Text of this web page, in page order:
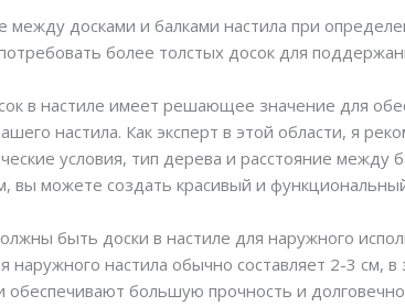
между досками и балками настила при
более толстых досок для
в настиле имеет решающее значение для
настила. Как эксперт в этой области, я
условия, тип дерева и расстояние
вы можете создать красивый и
быть доски в настиле для наружного
настила обычно составляет 2-3 см, в
обеспечивают большую прочность и